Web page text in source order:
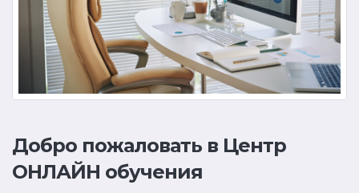
Добро пожаловать в Центр
ОНЛАЙН обучения